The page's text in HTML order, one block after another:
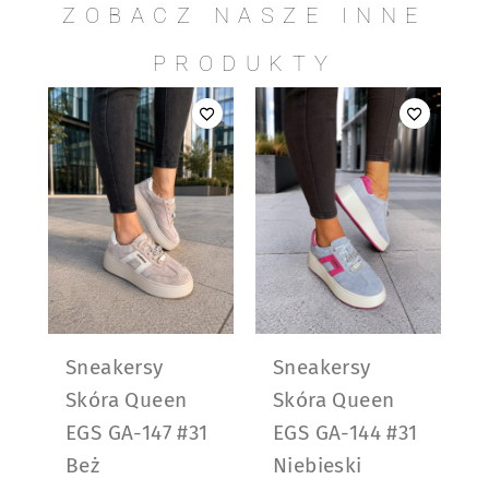
ZOBACZ NASZE INNE
PRODUKTY
Sneakersy
Skóra Queen
EGS GA-147 #31
Beż
Sneakersy
Skóra Queen
EGS GA-144 #31
Niebieski